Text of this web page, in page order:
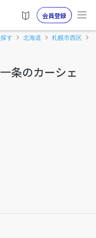
会員登録
す 北海道
札幌市西区
条のカーシェ